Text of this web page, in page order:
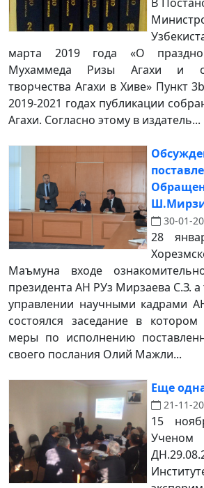
марта 2019 года «О
Мухаммеда Ризы Агахи и
творчества Агахи в Хиве» Пункт
2019-2021 годах публикации
Агахи. Согласно этому в издатель...
30-01-
28
Маъмуна входе
президента АН РУз Мирзаева С.З.
управлении научными кадрами
состоялся заседание в
меры по исполнению
своего послания Олий Мажли...
Еще
21-11-
15